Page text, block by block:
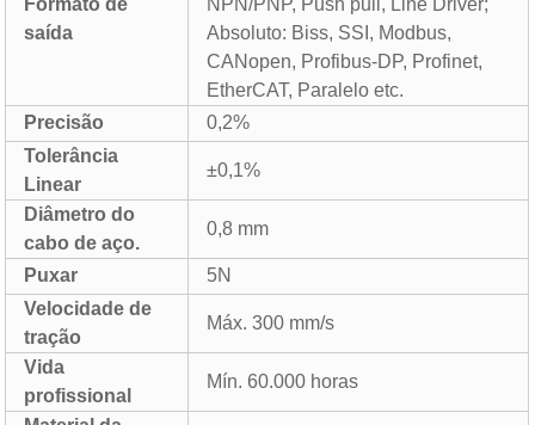
saída
Absoluto: Biss, SSI, Modbus,
CANopen, Profibus-DP, Profinet,
EtherCAT, Paralelo etc.
Precisão
0,2%
Tolerância
Linear
±0,1%
Diâmetro do
cabo de aço.
0,8 mm
Puxar
5N
Velocidade de
tração
Máx. 300 mm/s
Vida
profissional
Mín. 60.000 horas